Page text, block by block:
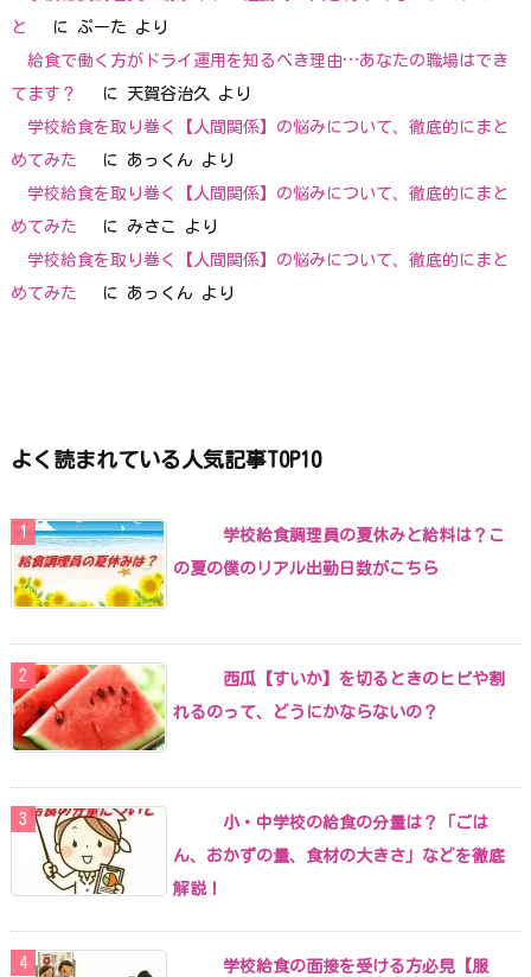
と
に ぷーた より
給食で働く方がドライ運用を知るべき理由…あなたの職場はでき
てます？
に 天賀谷治久 より
学校給食を取り巻く【人間関係】の悩みについて、徹底的にまと
めてみた
に あっくん より
学校給食を取り巻く【人間関係】の悩みについて、徹底的にまと
めてみた
に みさこ
より
学校給食を取り巻く【人間関係】の悩みについて、徹底的にまと
めてみた
に あっくん より
よく読まれている人気記事TOP10
学校給食調理員の夏休みと給料は？こ
の夏の僕のリアル出勤日数がこちら
西瓜【すいか】を切るときのヒビや割
れるのって、どうにかならないの？
小・中学校の給食の分量は？「ごは
ん、おかずの量、食材の大きさ」などを徹底
解説！
学校給食の面接を受ける方必見【服